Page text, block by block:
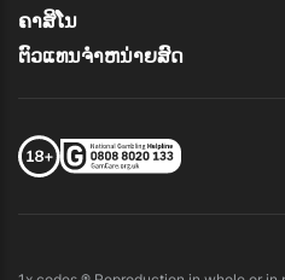
ຄາສິໂນ
ຕົວແທນຈໍາຫນ່າຍສົດ